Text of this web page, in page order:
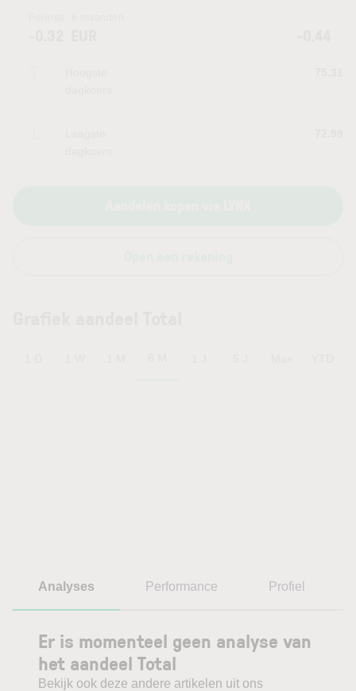
Analyses Performance Profiel
Er is momenteel geen analyse van
het aandeel Total
Bekijk ook deze andere artikelen uit ons